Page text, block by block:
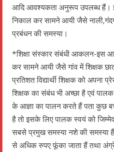
आदि आवश्यकता अनुरूप उपलब्ध हैं।
निकाल कर सामने आयी जैसे
प्रबंधन की समस्या।
*शिक्षा संस्कार संबंधी आकलन-इस
कर सामने आयी जैसे गांव में शिक्षक
प्रतिशत विद्यार्थी शिक्षक को अपना
शिक्षक का संबंध भी अच्छा है एवं
के आज्ञा का पालन करते हैं पता कुछ
है तो इसके लिए पालक स्वयं को
सबसे प्रमुख समस्या नशे की समस्या
से अधिक रुपए फूंका जाता हैं तथा